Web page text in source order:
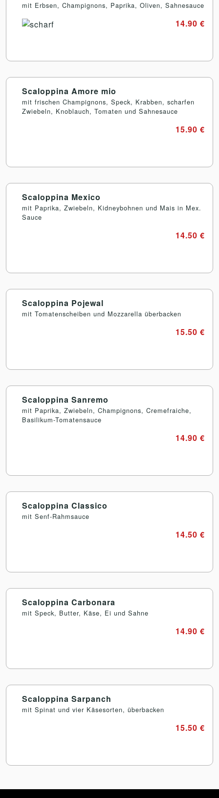
mit Erbsen, Champignons, Paprika, Oliven, Sahnesauce
14.90 €
Scaloppina Amore mio
mit frischen Champignons, Speck, Krabben, scharfen
Zwiebeln, Knoblauch, Tomaten und Sahnesauce
15.90 €
Scaloppina Mexico
mit Paprika, Zwiebeln, Kidneybohnen und Mais in Mex.
Sauce
14.50 €
Scaloppina Pojewal
mit Tomatenscheiben und Mozzarella überbacken
15.50 €
Scaloppina Sanremo
mit Paprika, Zwiebeln, Champignons, Cremefraiche,
Basilikum-Tomatensauce
14.90 €
Scaloppina Classico
mit Senf-Rahmsauce
14.50 €
Scaloppina Carbonara
mit Speck, Butter, Käse, Ei und Sahne
14.90 €
Scaloppina Sarpanch
mit Spinat und vier Käsesorten, überbacken
15.50 €